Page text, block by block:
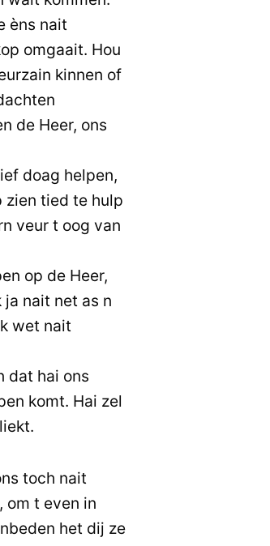
èns nait
omgaait. Hou
kinnen of
de Heer, ons
doag helpen,
zien tied te hulp
veur t oog van
op de Heer,
ja nait net as n
wet nait
dat hai ons
komt. Hai zel
toch nait
om t even in
het dij ze